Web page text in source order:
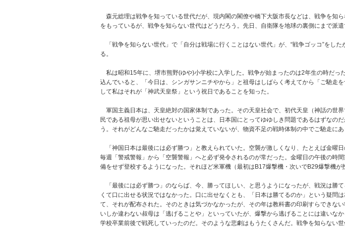
森元総理は戦争を知っている世代だが、現内閣の閣僚や橋下大阪市長などは、戦争を知
をもっているが、戦争を知らない世代はどうだろう。先日、自衛隊を地球の裏側にまで派
「戦争を知らない世代」で「自分は戦場に行くことはない世代」が、“戦争ゴッコ”をし
る。
私は昭和15年に、堺市熊野(ゆや)小学校に入学した。戦争が始まったのは2年生の時だ
込んでいると、「今日は、シンガサンニチやから」と祖母はしばらく考えてから「ご馳走
して私はそれが「神武天皇祭」という祝日であることを知った。
軍国主義日本は、天皇絶対の国家体制であった。その天皇社会で、初代天皇（神話の世
民である祖母が思い出せないということは、日本国にとってゆゆしき問題であるはずなの
う。それがどんなご馳走だったかは覚えていないが、物資不足の戦時体制の中でご馳走にあ
「神国日本は最後には必ず勝つ」と教えられていた。空襲が激しくなり、たとえば金曜
毎週「警戒警報」から「空襲警報」へと必ず発令されるのが常だった。金曜日の午後の時
備をせず登校するようになった。それほど米軍機（最初はB17爆撃機・次いでB29爆撃機が
「最後には必ず勝つ」のならば、今、勝ってほしい、と思うようになったが、戦況は勝
くて口に出せる状況ではなかった。口に出せなくとも、「日本は勝てるのか」という疑
て、それが配布された。そのときは気づかなかったが、その年は教科書の印刷すらできな
いしか違わない叔母は「逃げることや」といっていたが、爆撃から逃げることには違いな
学校卒業前後で戦死していったのだ。そのような悲劇はもうたくさんだ。戦争を知らない